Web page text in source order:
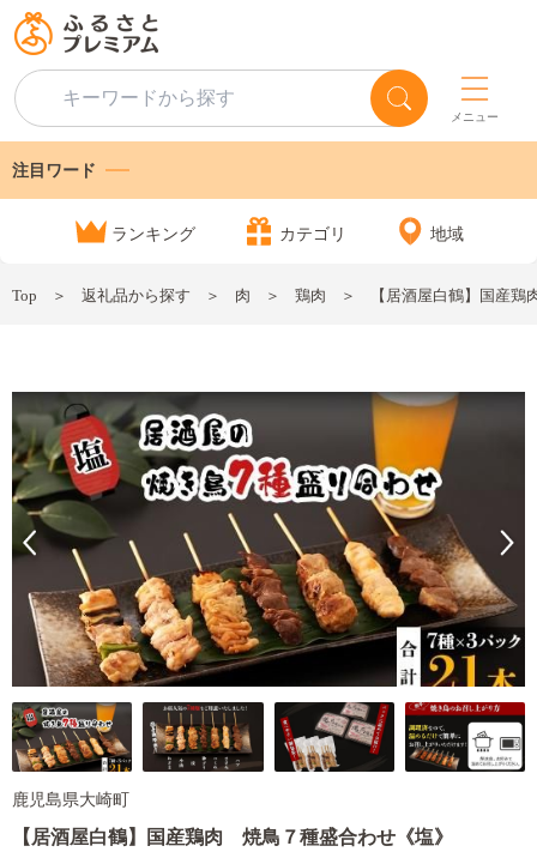
メニュー
注目ワード
ランキング カテゴリ 地域
Top 返礼品から探す 肉 鶏肉 【居酒屋白鶴】国産
鹿児島県大崎町
【居酒屋白鶴】国産鶏肉 焼鳥７種盛合わせ《塩》